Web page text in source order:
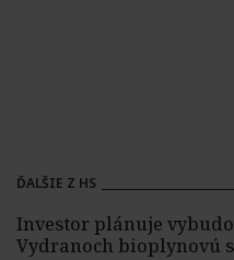
ĎALŠIE Z HS
Investor plánuje
Vydranoch bioplynovú